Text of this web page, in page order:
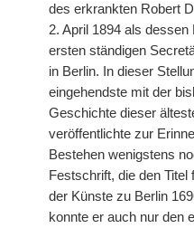
des erkrankten Robert
2. April 1894 als
ersten ständigen
in Berlin. In dieser
eingehendste mit der
Geschichte dieser
veröffentlichte zur
Bestehen wenigstens
Festschrift, die den Titel
der Künste zu Berlin
konnte er auch nur den